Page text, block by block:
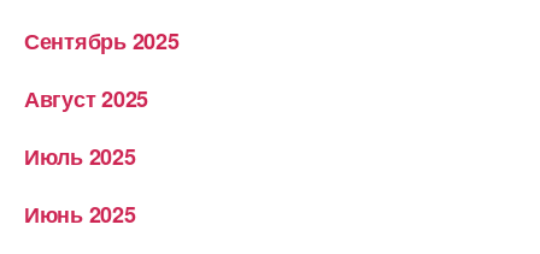
Сентябрь 2025
Август 2025
Июль 2025
Июнь 2025